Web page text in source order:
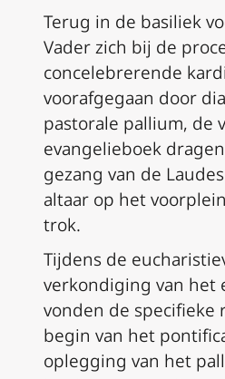
Terug in de basiliek
Vader zich bij de
concelebrerende
voorafgegaan door
pastorale pallium, de
evangelieboek
gezang van de
altaar op het
trok.
Tijdens de
verkondiging van het
vonden de specifieke
begin van het
oplegging van het